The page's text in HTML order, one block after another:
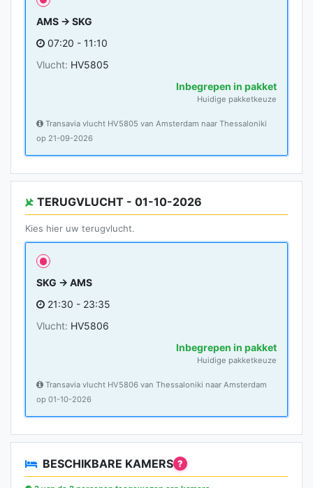
AMS → SKG
07:20 - 11:10
Vlucht: HV5805
Inbegrepen in pakket
Huidige pakketkeuze
Transavia vlucht HV5805 van Amsterdam naar Thessaloniki
op 21-09-2026
TERUGVLUCHT - 01-10-2026
Kies hier uw terugvlucht.
SKG → AMS
21:30 - 23:35
Vlucht: HV5806
Inbegrepen in pakket
Huidige pakketkeuze
Transavia vlucht HV5806 van Thessaloniki naar Amsterdam
op 01-10-2026
BESCHIKBARE KAMERS ?